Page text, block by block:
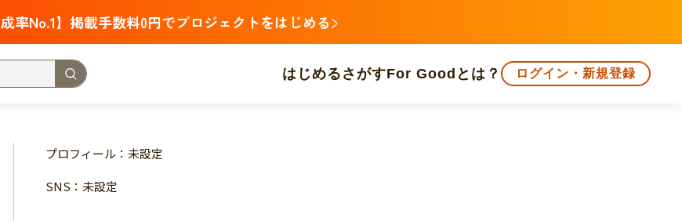
成率No.1】掲載手数料0円でプロジェクトをはじめる
はじめる さがすFor Goodとは？ ログイン・新規登録
額が多い 支援人数が多い
子ども・教育
プロフィール：未設定
SNS：未設定